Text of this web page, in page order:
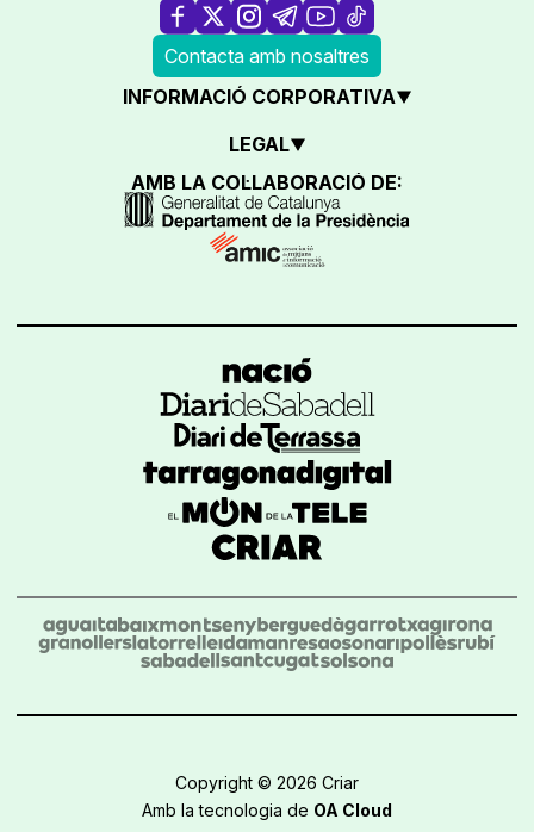
Contacta amb nosaltres
INFORMACIÓ CORPORATIVA
LEGAL
AMB LA COL·LABORACIÓ DE:
Copyright © 2026 Criar
Amb la tecnologia de OA Cloud